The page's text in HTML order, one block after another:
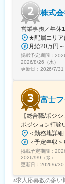
れにより、
を得ていま
るやりがい
◇Point 2
素材、製品
クを分散し
も年々アッ
◇Point 3
当社の技術
米メーカー
すます事業
変更の範囲
株式会
営業事務／年休
月給20万円
掲載予定期間：
2026/8/26（水）
更新日： 2026/7/31
富士
【総合職/ポジ
ポジション打診
掲載予定期間：
2026/9/9（水）
更新日： 2026/6/30
※求人応募数の多い